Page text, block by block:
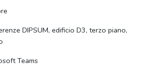
DIPSUM, edificio D3, terzo piano,
Teams